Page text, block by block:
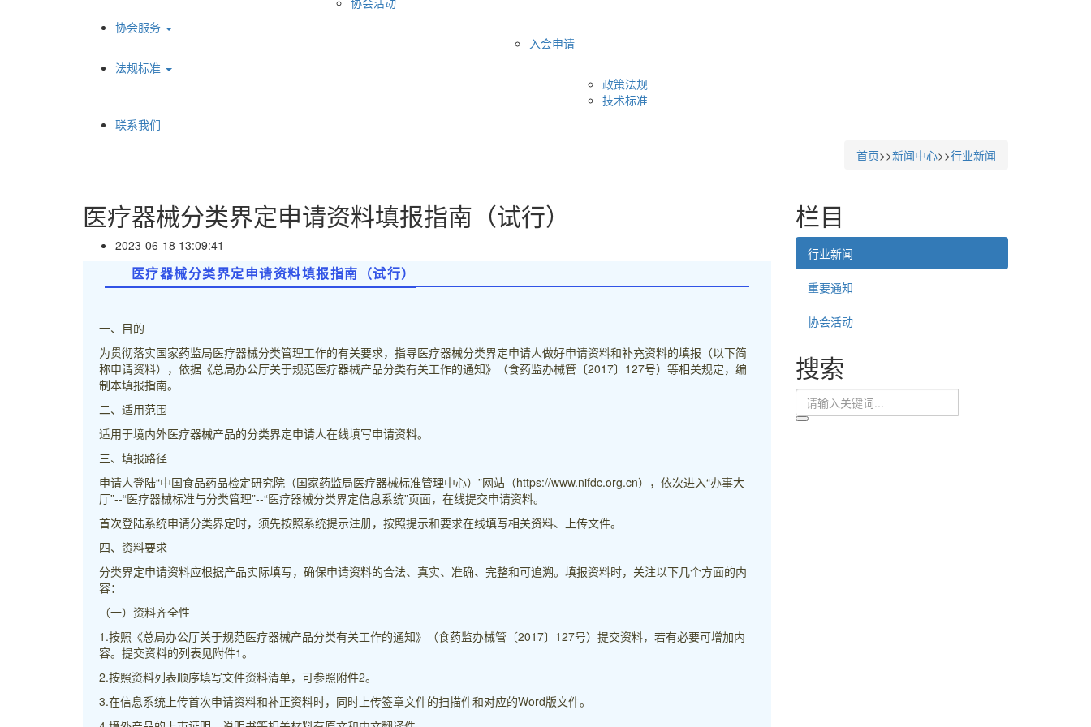
协会服务
入会申请
法规标准
政策法规
技术标准
联系我们
首页>>新闻中心>>行业新闻
医疗器械分类界定申请资料填报指南（试行）
2023-06-18 13:09:41
医疗器械分类界定申请资料填报指南（试行）
一、目的
为贯彻落实国家药监局医疗器械分类管理工作的有关要求，指导医疗器械分类界定申请人做好申请资料和补充资料的填报（以下简
称申请资料），依据《总局办公厅关于规范医疗器械产品分类有关工作的通知》（食药监办械管〔2017〕127号）等相关规定，编
制本填报指南。
二、适用范围
适用于境内外医疗器械产品的分类界定申请人在线填写申请资料。
三、填报路径
申请人登陆“中国食品药品检定研究院（国家药监局医疗器械标准管理中心）”网站（https://www.nifdc.org.cn），依次进入“办事大
厅”--“医疗器械标准与分类管理”--“医疗器械分类界定信息系统”页面，在线提交申请资料。
首次登陆系统申请分类界定时，须先按照系统提示注册，按照提示和要求在线填写相关资料、上传文件。
四、资料要求
分类界定申请资料应根据产品实际填写，确保申请资料的合法、真实、准确、完整和可追溯。填报资料时，关注以下几个方面的内
容：
（一）资料齐全性
1.按照《总局办公厅关于规范医疗器械产品分类有关工作的通知》（食药监办械管〔2017〕127号）提交资料，若有必要可增加内
容。提交资料的列表见附件1。
2.按照资料列表顺序填写文件资料清单，可参照附件2。
3.在信息系统上传首次申请资料和补正资料时，同时上传签章文件的扫描件和对应的Word版文件。
栏目
行业新闻
重要通知
协会活动
搜索